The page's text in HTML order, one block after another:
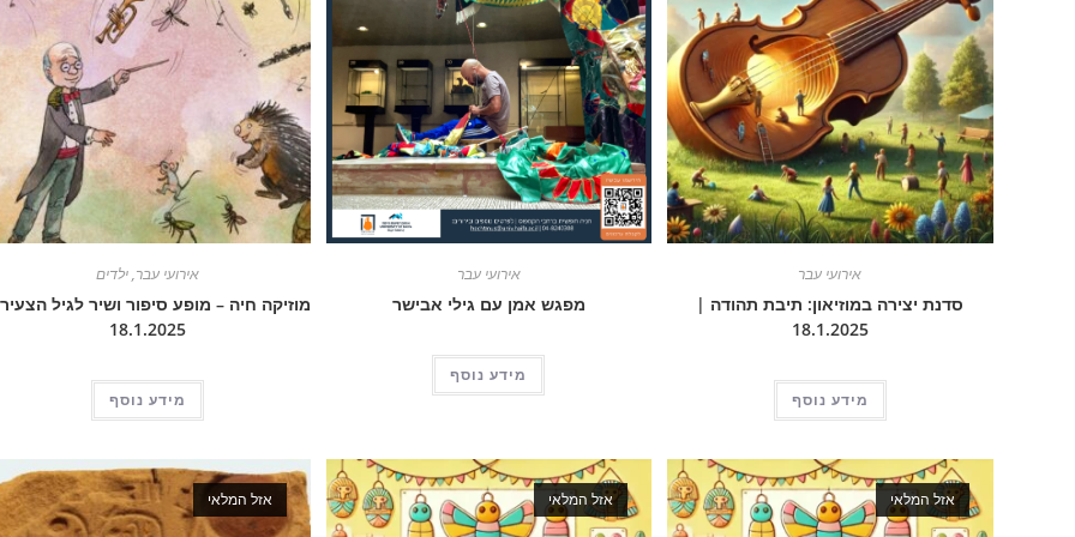
אירועי עבר,ילדים
מוזיקה חיה – מופע סיפור ושיר לגיל
18.1.2025
מידע נוסף
אירועי עבר
מפגש אמן עם גילי אבישר
מידע נוסף
אירועי עבר
סדנת יצירה במוזיאון: תיבת תהודה |
18.1.2025
מידע נוסף
אזל המלאי אזל המלאי אזל המלאי